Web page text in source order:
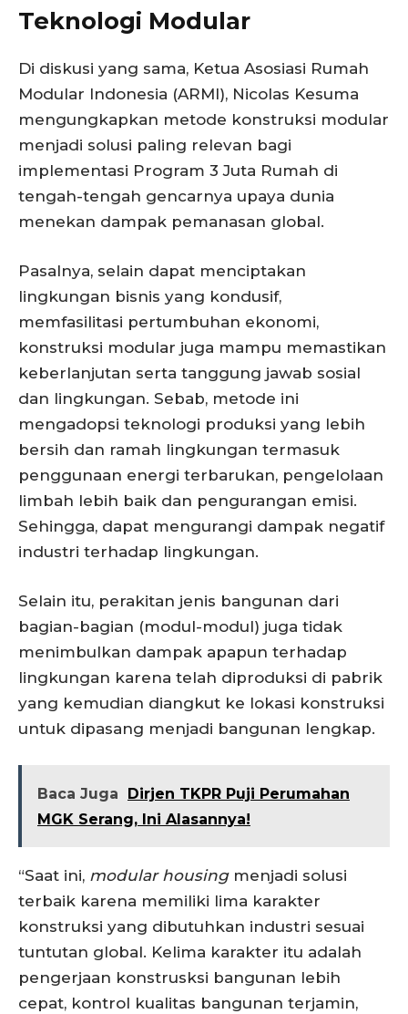
Teknologi Modular
Di diskusi yang sama, Ketua Asosiasi Rumah
Modular Indonesia (ARMI), Nicolas Kesuma
mengungkapkan metode konstruksi modular
menjadi solusi paling relevan bagi
implementasi Program 3 Juta Rumah di
tengah-tengah gencarnya upaya dunia
menekan dampak pemanasan global.
Pasalnya, selain dapat menciptakan
lingkungan bisnis yang kondusif,
memfasilitasi pertumbuhan ekonomi,
konstruksi modular juga mampu memastikan
keberlanjutan serta tanggung jawab sosial
dan lingkungan. Sebab, metode ini
mengadopsi teknologi produksi yang lebih
bersih dan ramah lingkungan termasuk
penggunaan energi terbarukan, pengelolaan
limbah lebih baik dan pengurangan emisi.
Sehingga, dapat mengurangi dampak negatif
industri terhadap lingkungan.
Selain itu, perakitan jenis bangunan dari
bagian-bagian (modul-modul) juga tidak
menimbulkan dampak apapun terhadap
lingkungan karena telah diproduksi di pabrik
yang kemudian diangkut ke lokasi konstruksi
untuk dipasang menjadi bangunan lengkap.
Baca Juga
Dirjen TKPR Puji Perumahan
MGK Serang, Ini Alasannya!
“Saat ini, modular housing menjadi solusi
terbaik karena memiliki lima karakter
konstruksi yang dibutuhkan industri sesuai
tuntutan global. Kelima karakter itu adalah
pengerjaan konstrusksi bangunan lebih
cepat, kontrol kualitas bangunan terjamin,